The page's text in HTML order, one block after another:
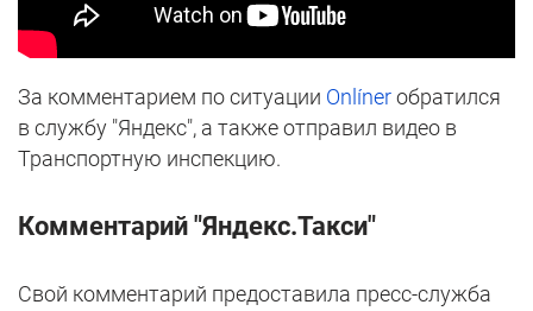
За комментарием по ситуации Onlínerобратился
в службу "Яндекс", а также отправил видео в
Транспортную инспекцию.
Комментарий "Яндекс.Такси"
Свой комментарий предоставила пресс-служба